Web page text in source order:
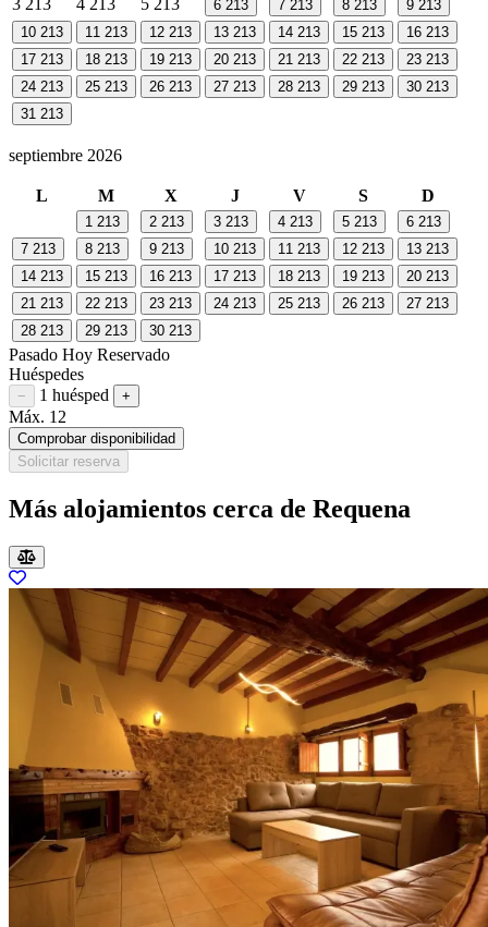
3 213 4 213 5 213 6 213 7 213 8 213 9 213
10 213 11 213 12 213 13 213 14 213 15 213 16 213
17 213 18 213 19 213 20 213 21 213 22 213 23 213
24 213 25 213 26 213 27 213 28 213 29 213 30 213
31 213
septiembre 2026
L M X J V S D
1 213 2 213 3 213 4 213 5 213 6 213
7 213 8 213 9 213 10 213 11 213 12 213 13 213
14 213 15 213 16 213 17 213 18 213 19 213 20 213
21 213 22 213 23 213 24 213 25 213 26 213 27 213
28 213 29 213 30 213
Pasado Hoy Reservado
Huéspedes
Restar huésped
− 1 huésped Sumar huésped
+
Máx. 12
Comprobar disponibilidad
Solicitar reserva
Más alojamientos cerca de Requena